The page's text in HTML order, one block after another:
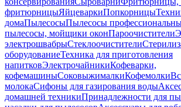
фритюрницыЯйцеваркиПопкорницы
домаПылесосыПылесосы
пылесосы, мойщики оконПароочистители
электрошвабрыСтеклоочистители
оборудованиеТехника для приготовления
напитковЭлектрочайникиКофеварки,
кофемашиныСоковыжималкиКофемолки
молокаСифоны для газирования воды
домашней техникиПринадлежности для